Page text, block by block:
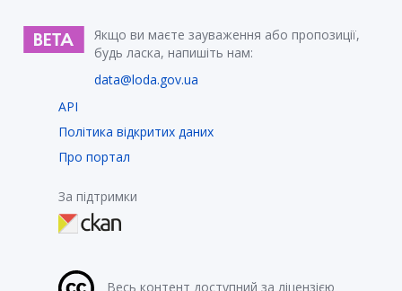
Якщо ви маєте зауваження або пропозиції,
будь ласка, напишіть нам:
data@loda.gov.ua
API
Політика відкритих даних
Про портал
За підтримки
Весь контент доступний за ліцензією